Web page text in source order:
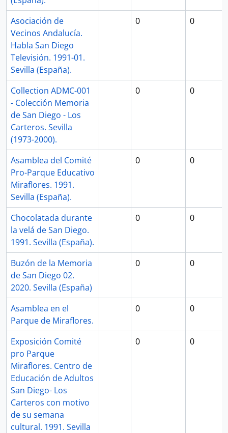
Asociación de
Vecinos Andalucía.
Habla San Diego
Televisión. 1991-01.
Sevilla (España).
0 0
Collection ADMC-001
- Colección Memoria
de San Diego - Los
Carteros. Sevilla
(1973-2000).
0 0
Asamblea del Comité
Pro-Parque Educativo
Miraflores. 1991.
Sevilla (España).
0 0
Chocolatada durante
la velá de San Diego.
1991. Sevilla (España).
0 0
Buzón de la Memoria
de San Diego 02.
2020. Sevilla (España)
0 0
Asamblea en el
Parque de Miraflores.
0 0
Exposición Comité
pro Parque
Miraflores. Centro de
Educación de Adultos
San Diego- Los
Carteros con motivo
de su semana
cultural. 1991. Sevilla
0 0